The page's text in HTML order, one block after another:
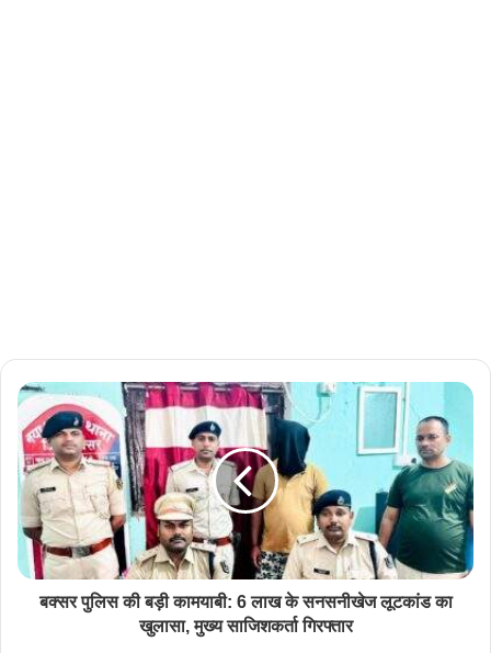
बक्सर पुलिस की बड़ी कामयाबी: 6 लाख के सनसनीखेज लूटकांड का
खुलासा, मुख्य साजिशकर्ता गिरफ्तार